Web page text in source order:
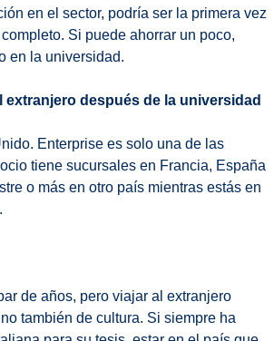
en el sector, podría ser la primera vez
Si puede ahorrar un poco,
en la universidad.
después de la universidad
Enterprise es solo una de las
tiene sucursales en Francia, España
o más en otro país mientras estás en
de años, pero viajar al extranjero
también de cultura. Si siempre ha